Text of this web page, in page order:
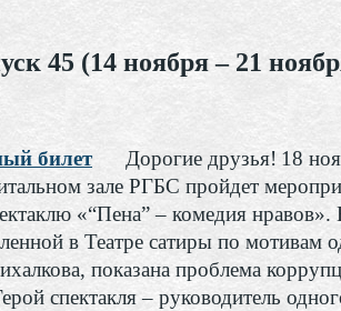
45 (14 ноября – 21
билет Дорогие друзья! 18
зале РГБС пройдет
«“Пена” – комедия нравов».
в Театре сатиры по мотивам
показана проблема
спектакля – руководитель